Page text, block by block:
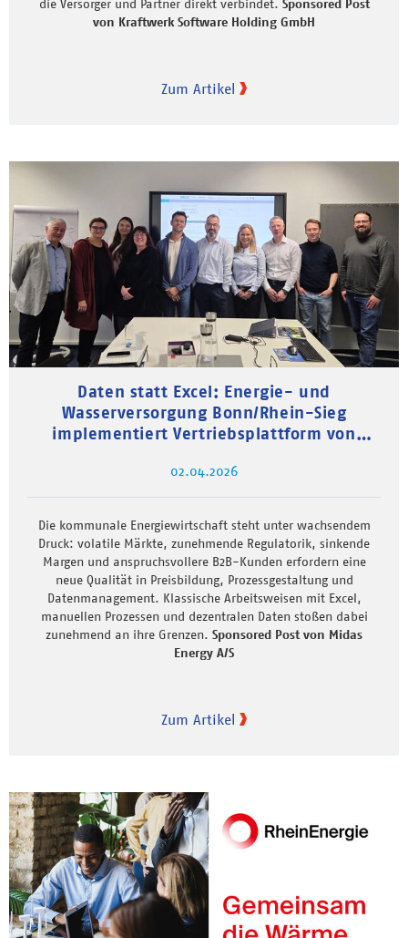
die Versorger und Partner direkt verbindet. Sponsored Post
von Kraftwerk Software Holding GmbH
Zum Artikel
Daten statt Excel: Energie- und
Wasserversorgung Bonn/Rhein-Sieg
implementiert Vertriebsplattform von
02.04.2026
Die kommunale Energiewirtschaft steht unter wachsendem
Druck: volatile Märkte, zunehmende Regulatorik, sinkende
Margen und anspruchsvollere B2B-Kunden erfordern eine
neue Qualität in Preisbildung, Prozessgestaltung und
Datenmanagement. Klassische Arbeitsweisen mit Excel,
manuellen Prozessen und dezentralen Daten stoßen dabei
zunehmend an ihre Grenzen. Sponsored Post von Midas
Energy A/S
Zum Artikel